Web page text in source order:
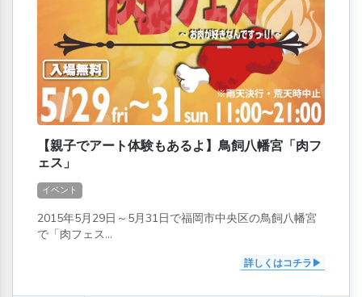
【親子でアート体験もあるよ】鳥飼八幡宮「肉フ
ェス」
イベント
2015年5月29日～5月31日で福岡市中央区の鳥飼八幡宮
で「肉フェス...
詳しくはコチラ